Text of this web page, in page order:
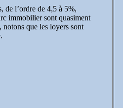
de l’ordre de 4,5 à 5%,
immobilier sont quasiment
notons que les loyers sont